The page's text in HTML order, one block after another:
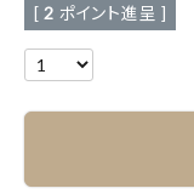
[ 2 ポイント進呈 ]